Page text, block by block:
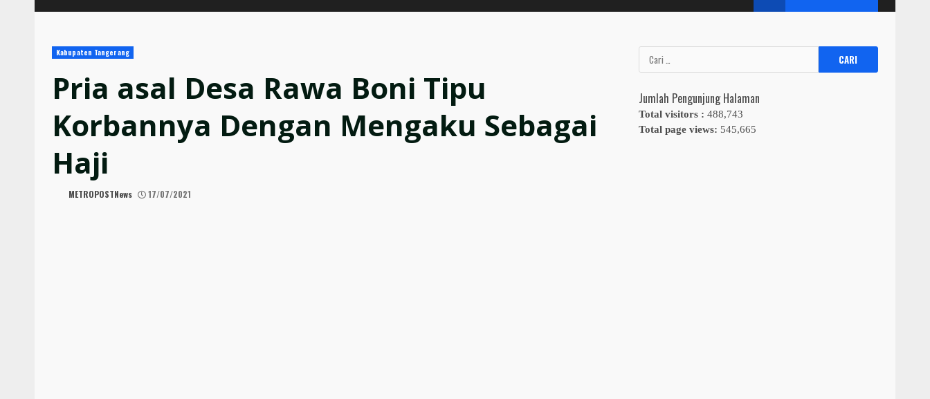
Kabupaten Tangerang
Pria asal Desa Rawa Boni Tipu
Korbannya Dengan Mengaku Sebagai
Haji
METROPOSTNews 17/07/2021
Cari
untuk:
Jumlah Pengunjung Halaman
Total visitors :488,743
Total page views: 545,665